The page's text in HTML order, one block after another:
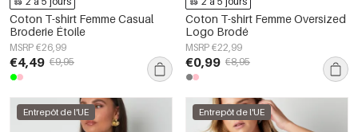
Coton T-shirt Femme Casual
Broderie Étoile
MSRP €26,99
€4,49 €9,95
Coton T-shirt Femme Oversized
Logo Brodé
MSRP €22,99
€0,99 €8,95
Entrepôt de l'UE Entrepôt de l'UE